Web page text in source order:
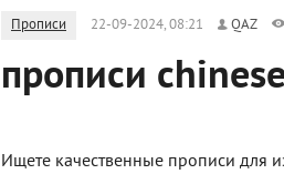
Прописи 22-09-2024, 08:21 QAZ
прописи
Ищете качественные прописи для